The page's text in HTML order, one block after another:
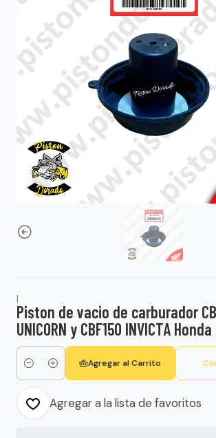
|
Piston de vacio de carburador
UNICORN y CBF150 INVICTA
Cantidad
Agregar al Carrito
Agregar a la lista de favoritos